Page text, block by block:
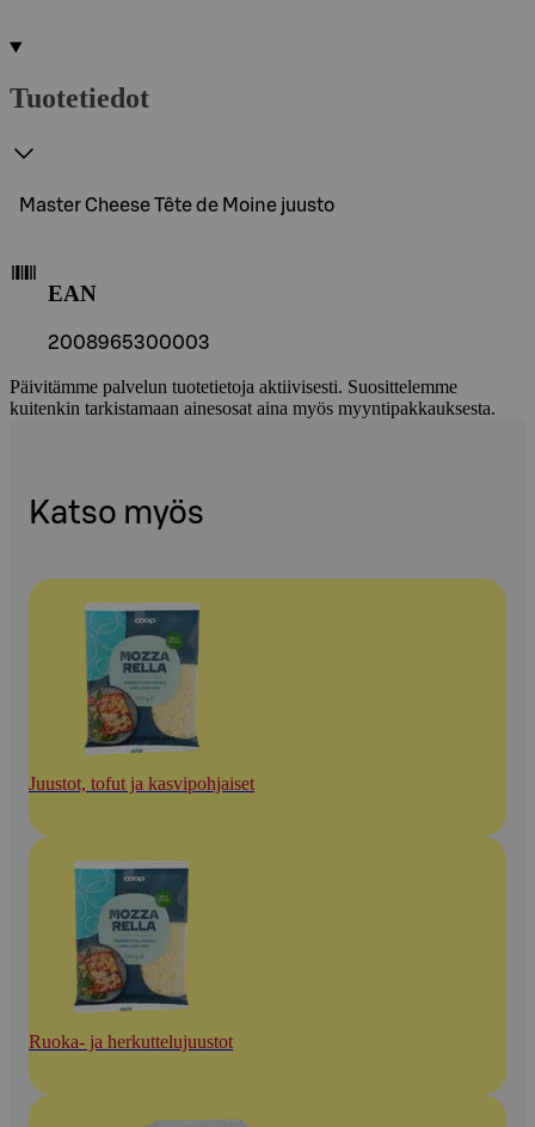
Tuotetiedot
Master Cheese Tête de Moine juusto
EAN
2008965300003
Päivitämme palvelun tuotetietoja aktiivisesti. Suosittelemme
kuitenkin tarkistamaan ainesosat aina myös myyntipakkauksesta.
Katso myös
Juustot, tofut ja kasvipohjaiset
Ruoka- ja herkuttelujuustot